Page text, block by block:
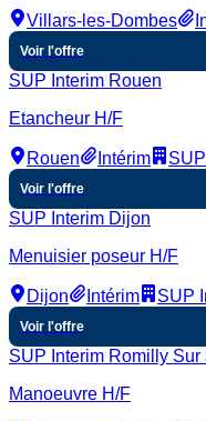
Villars-les-Dombes
Voir l'offre
SUP Interim Rouen
Etancheur H/F
Rouen Intérim
Voir l'offre
SUP Interim Dijon
Menuisier poseur H/F
Dijon Intérim SUP
Voir l'offre
SUP Interim Romilly Sur
Manoeuvre H/F